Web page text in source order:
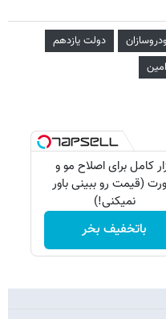
دولت یازدهم
کامل برای اصلاح مو و
(قیمت رو ببینی باور
نمیکنی!)
باتخفیف بخر